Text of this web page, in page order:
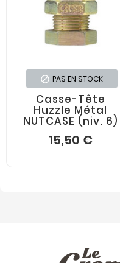
block PAS EN STOCK
    
Casse-Tête
Huzzle Métal
NUTCASE (niv. 6)
15,50 €